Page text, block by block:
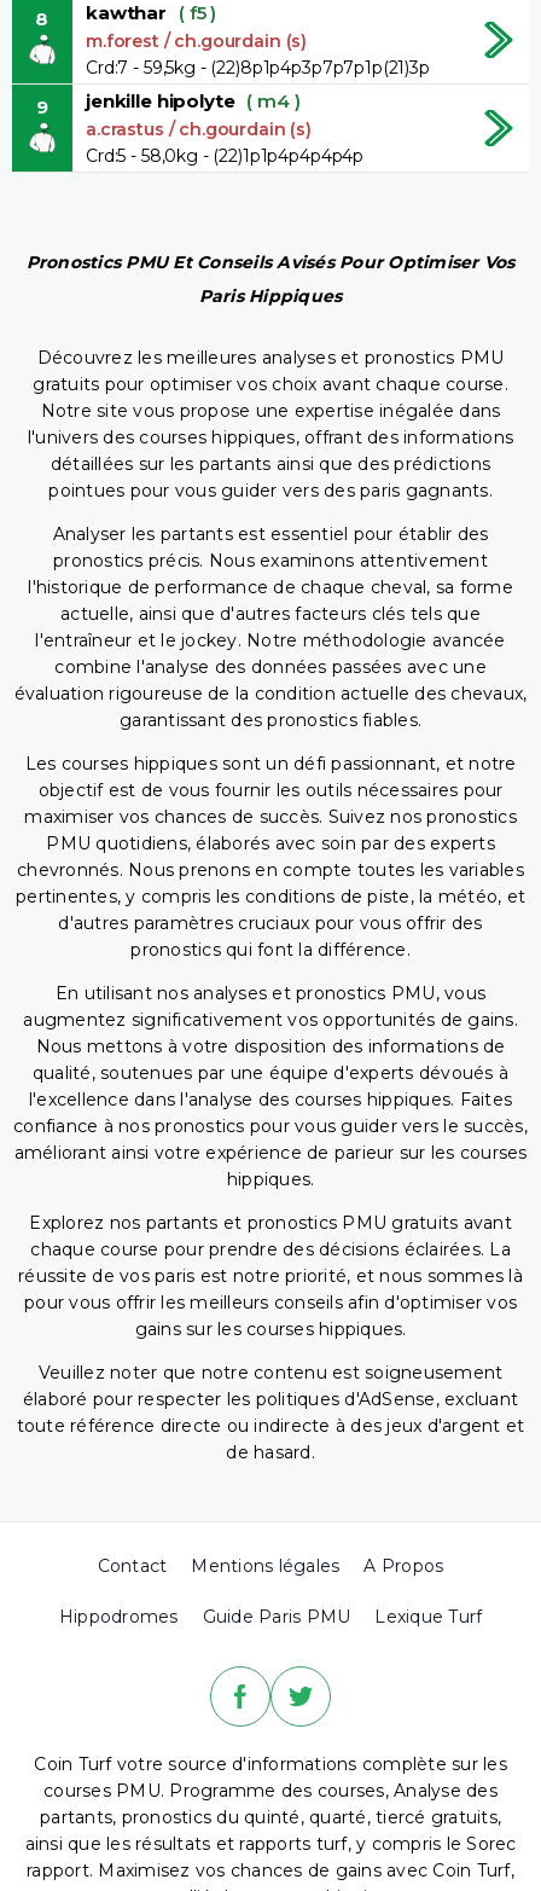
8 kawthar ( f5 )
m.forest / ch.gourdain (s)
Crd:7 - 59,5kg - (22)8p1p4p3p7p7p1p(21)3p
9 jenkille hipolyte ( m4 )
a.crastus / ch.gourdain (s)
Crd:5 - 58,0kg - (22)1p1p4p4p4p4p
Pronostics PMU Et Conseils Avisés Pour Optimiser Vos
Paris Hippiques
Découvrez les meilleures analyses et pronostics PMU
gratuits pour optimiser vos choix avant chaque course.
Notre site vous propose une expertise inégalée dans
l'univers des courses hippiques, offrant des informations
détaillées sur les partants ainsi que des prédictions
pointues pour vous guider vers des paris gagnants.
Analyser les partants est essentiel pour établir des
pronostics précis. Nous examinons attentivement
l'historique de performance de chaque cheval, sa forme
actuelle, ainsi que d'autres facteurs clés tels que
l'entraîneur et le jockey. Notre méthodologie avancée
combine l'analyse des données passées avec une
évaluation rigoureuse de la condition actuelle des chevaux,
garantissant des pronostics fiables.
Les courses hippiques sont un défi passionnant, et notre
objectif est de vous fournir les outils nécessaires pour
maximiser vos chances de succès. Suivez nos pronostics
PMU quotidiens, élaborés avec soin par des experts
chevronnés. Nous prenons en compte toutes les variables
pertinentes, y compris les conditions de piste, la météo, et
d'autres paramètres cruciaux pour vous offrir des
pronostics qui font la différence.
En utilisant nos analyses et pronostics PMU, vous
augmentez significativement vos opportunités de gains.
Nous mettons à votre disposition des informations de
qualité, soutenues par une équipe d'experts dévoués à
l'excellence dans l'analyse des courses hippiques. Faites
confiance à nos pronostics pour vous guider vers le succès,
améliorant ainsi votre expérience de parieur sur les courses
hippiques.
Explorez nos partants et pronostics PMU gratuits avant
chaque course pour prendre des décisions éclairées. La
réussite de vos paris est notre priorité, et nous sommes là
pour vous offrir les meilleurs conseils afin d'optimiser vos
gains sur les courses hippiques.
Veuillez noter que notre contenu est soigneusement
élaboré pour respecter les politiques d'AdSense, excluant
toute référence directe ou indirecte à des jeux d'argent et
de hasard.
Contact Mentions légales A Propos
Hippodromes Guide Paris PMU Lexique Turf
Coin Turf votre source d'informations complète sur les
courses PMU. Programme des courses, Analyse des
partants, pronostics du quinté, quarté, tiercé gratuits,
ainsi que les résultats et rapports turf, y compris le Sorec
rapport. Maximisez vos chances de gains avec Coin Turf,